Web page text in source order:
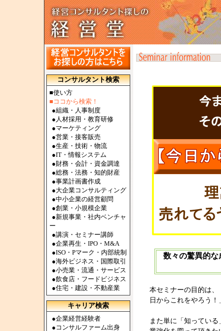
コンサルタント検索
■使い方
■ココから検索！
●組織・人事制度
● 人材採用・教育研修
●マーケティング
●営業・接客販売
●生産・技術・物流
●IT・情報システム
●財務・会計・資金調達
●総務・法務・知的財産
●事業計画書作成
●大企業コンサルティング
●中小企業の経営顧問
●創業・小規模企業
●新規事業・社内ベンチャ
ー
●講演・セミナー講師
●企業再生・IPO・M&A
●ISO・Pマーク・内部統制
●海外ビジネス・国際取引
●小売業・流通・サービス
●飲食店・フードビジネス
●住宅・建設・不動産業
キャリア検索
●企業経営経験者
● コンサルファーム出身
数々の驚異的
本セミナーの目的は、
日からこれをやろう
また単に「知ってい